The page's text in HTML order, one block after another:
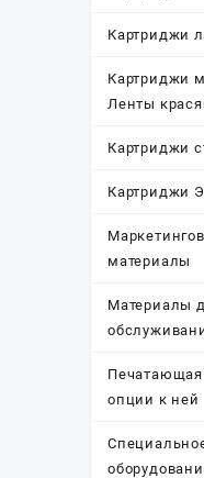
Картриджи
Картриджи
Ленты
Картриджи
Картриджи
материалы
Материалы
Печатающая
опции к ней